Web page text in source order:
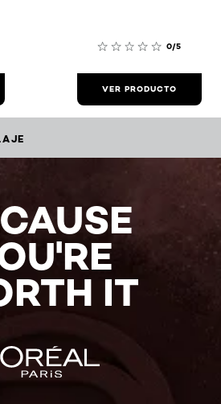
0/5
VER PRODUCTO
IT